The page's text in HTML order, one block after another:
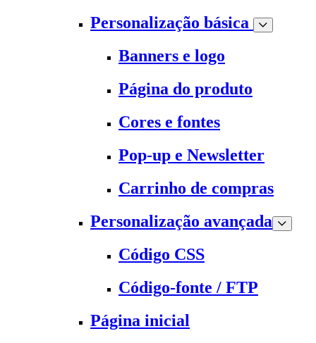
Personalização básica
Banners e logo
Página do produto
Cores e fontes
Pop-up e Newsletter
Carrinho de compras
Personalização avançada
Código CSS
Código-fonte / FTP
Página inicial